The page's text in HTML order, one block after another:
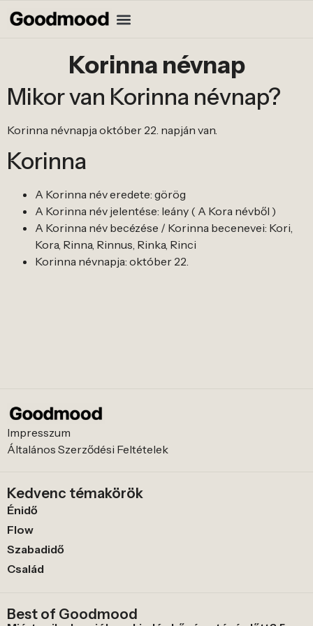
Korinna névnap
Mikor van Korinna névnap?
Korinna névnapja október 22. napján van.
Korinna
A Korinna név eredete: görög
A Korinna név jelentése: leány ( A Kora névből )
A Korinna név becézése / Korinna becenevei: Kori,
Kora, Rinna, Rinnus, Rinka, Rinci
Korinna névnapja: október 22.
Impresszum
Általános Szerződési Feltételek
Kedvenc témakörök
Énidő
Flow
Szabadidő
Család
Best of Goodmood